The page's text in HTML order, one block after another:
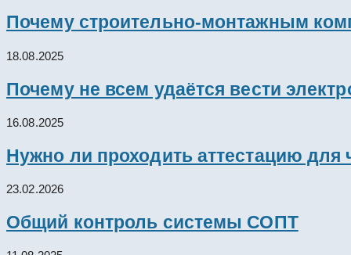
Почему строительно-монтажным
18.08.2025
Почему не всем удаётся вести
16.08.2025
Нужно ли проходить аттестацию для
23.02.2026
Общий контроль системы СОПТ